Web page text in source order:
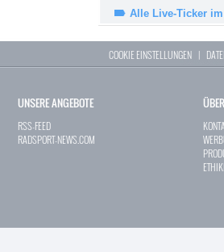
Alle Live-Ticker
COOKIE EINSTELLUNGEN |
UNSERE ANGEBOTE
RSS-FEED
RADSPORT-NEWS.COM